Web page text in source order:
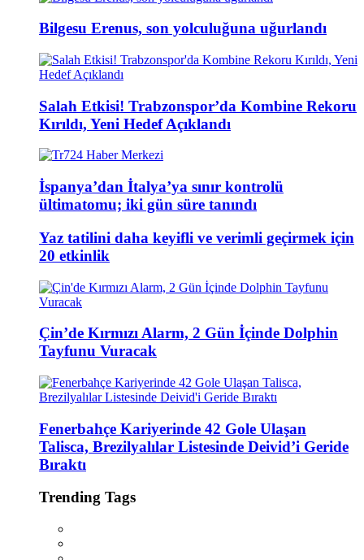
Bilgesu Erenus, son yolculuğuna uğurlandı
Salah Etkisi! Trabzonspor’da Kombine Rekoru
Kırıldı, Yeni Hedef Açıklandı
İspanya’dan İtalya’ya sınır kontrolü
ültimatomu; iki gün süre tanındı
Yaz tatilini daha keyifli ve verimli geçirmek için
20 etkinlik
Çin’de Kırmızı Alarm, 2 Gün İçinde Dolphin
Tayfunu Vuracak
Fenerbahçe Kariyerinde 42 Gole Ulaşan
Talisca, Brezilyalılar Listesinde Deivid’i Geride
Bıraktı
Trending Tags